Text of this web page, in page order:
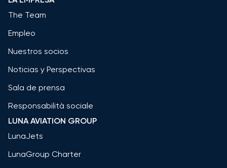
The Team
Empleo
Nuestros socios
Noticias y Perspectivas
Sala de prensa
Responsabilità sociale
LUNA AVIATION GROUP
LunaJets
LunaGroup Charter